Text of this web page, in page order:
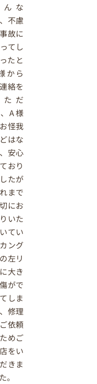
んな
不慮
故に
てし
たと
から
絡を
ただ
A様
怪我
はな
安心
おり
たが
まで
にお
いた
てい
ング
左リ
大き
がで
しま
修理
依頼
めご
をい
きま
。